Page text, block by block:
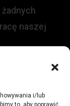
i/lub
to, aby poprawić
naszej